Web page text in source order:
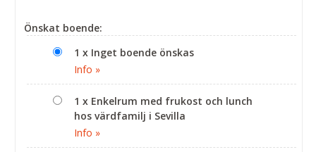
Önskat boende:
1 x Inget boende önskas
Info »
1 x Enkelrum med frukost och lunch
hos värdfamilj i Sevilla
Info »